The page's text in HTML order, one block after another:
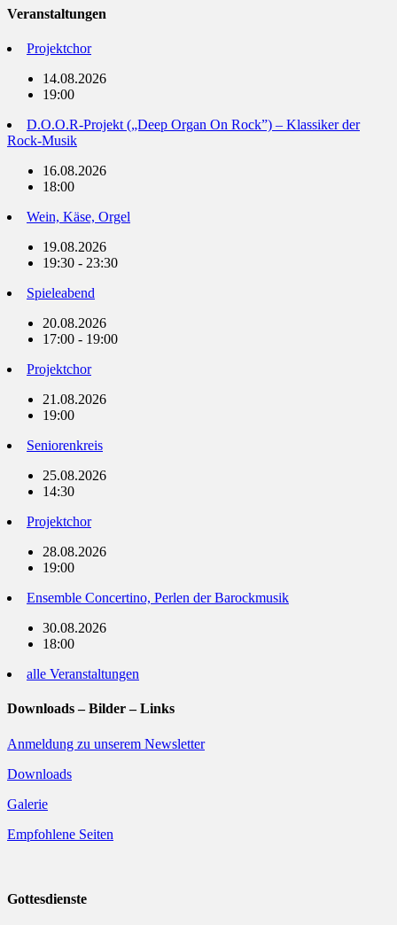
Veranstaltungen
Projektchor
14.08.2026
19:00
D.O.O.R-Projekt („Deep Organ On Rock”) – Klassiker der
Rock-Musik
16.08.2026
18:00
Wein, Käse, Orgel
19.08.2026
19:30 - 23:30
Spieleabend
20.08.2026
17:00 - 19:00
Projektchor
21.08.2026
19:00
Seniorenkreis
25.08.2026
14:30
Projektchor
28.08.2026
19:00
Ensemble Concertino, Perlen der Barockmusik
30.08.2026
18:00
alle Veranstaltungen
Downloads – Bilder – Links
Anmeldung zu unserem Newsletter
Downloads
Galerie
Empfohlene Seiten
Gottesdienste